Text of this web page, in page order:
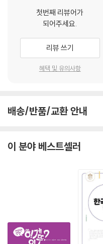
한다. 오늘날처럼 복잡한 사회에
력을 갖추는 것은 매우 당연한
점이 된다. 또한 예절의 실천이
점을 생각할 때 언어예절의 중요
해 올바른 언어사용 능력을 배양
첫번째 리뷰어가
되어주세요.
리뷰 쓰기
혜택 및 유의사항
배송/반품/교환 안내
이 분야 베스트셀러